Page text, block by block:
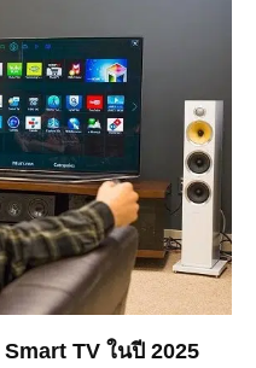
TV ในปี 2025